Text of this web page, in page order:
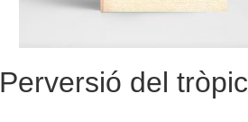
Perversió del tròpic